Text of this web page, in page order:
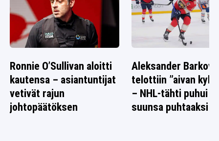
Ronnie O’Sullivan aloitti
kautensa – asiantuntijat
vetivät rajun
johtopäätöksen
Aleksander Barkov
telottiin ”aivan
– NHL-tähti puhui
suunsa puhtaaksi